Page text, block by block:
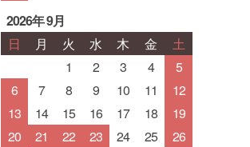
2026年 9月
日
月 火 水 木 金
土
1
2 3 4
5
6
7 8 9 10 11
12
13
14 15 16 17 18
19
20
21 22 23 24 25
26